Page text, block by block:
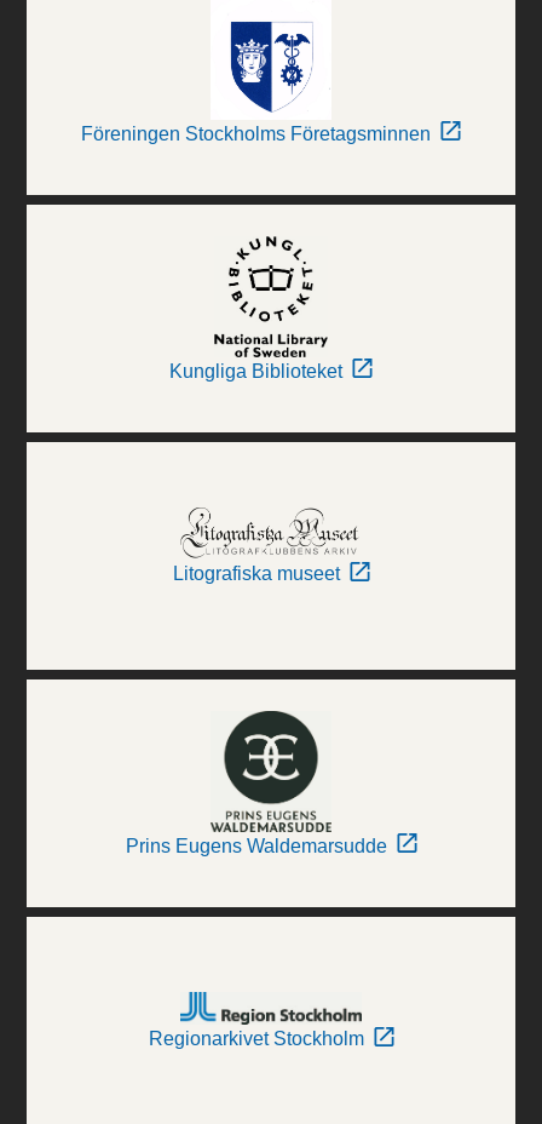
Föreningen Stockholms Företagsminnen
Kungliga Biblioteket
Litografiska museet
Prins Eugens Waldemarsudde
Regionarkivet Stockholm